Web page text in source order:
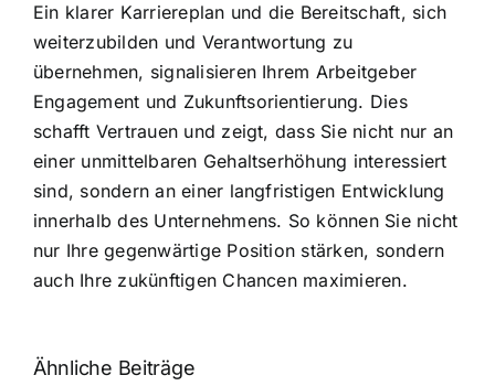
Ein klarer Karriereplan und die Bereitschaft, sich
weiterzubilden und Verantwortung zu
übernehmen, signalisieren Ihrem Arbeitgeber
Engagement und Zukunftsorientierung. Dies
schafft Vertrauen und zeigt, dass Sie nicht nur an
einer unmittelbaren Gehaltserhöhung interessiert
sind, sondern an einer langfristigen Entwicklung
innerhalb des Unternehmens. So können Sie nicht
nur Ihre gegenwärtige Position stärken, sondern
auch Ihre zukünftigen Chancen maximieren.
Ähnliche Beiträge